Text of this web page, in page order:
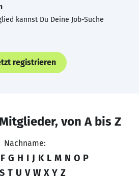
kannst Du Deine Job-Suche
registrieren
von A bis Z
Nachname:
F G H I J K L M N O P
S T U V W X Y Z